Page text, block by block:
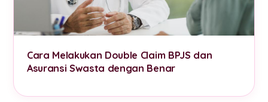
Cara Melakukan Double Claim BPJS dan
Asuransi Swasta dengan Benar